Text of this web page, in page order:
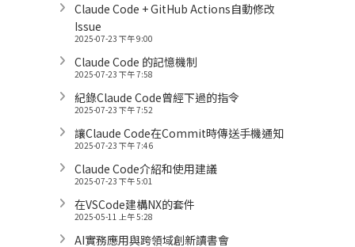
Claude Code + GitHub Actions自動修改
Issue
2025-07-23 下午 9:00
Claude Code 的記憶機制
2025-07-23 下午 7:58
紀錄Claude Code曾經下過的指令
2025-07-23 下午 7:52
讓Claude Code在Commit時傳送手機通知
2025-07-23 下午 7:46
Claude Code介紹和使用建議
2025-07-23 下午 5:01
在VSCode建構NX的套件
2025-05-11 上午 5:28
AI實務應用與跨領域創新讀書會